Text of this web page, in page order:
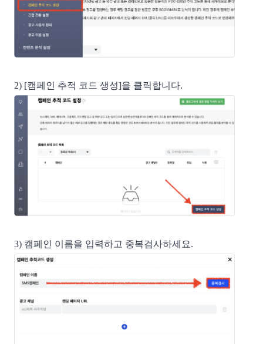
2) [캠페인 추적 코드 생성]을 클릭합니다.
3) 캠페인 이름을 입력하고 중복검사하세요.